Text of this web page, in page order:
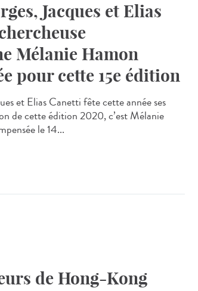
Jacques et Elias
Mélanie Hamon
pour cette 15e édition
et Elias Canetti fête cette année ses
de cette édition 2020, c’est Mélanie
le 14...
de Hong-Kong